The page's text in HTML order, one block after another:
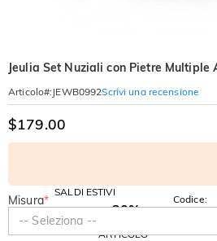
Jeulia Set Nuziali con Pietre Multiple
Articolo#: JEWB0992Scrivi una recensione
$179.00
SALDI ESTIVI
-10%
SU TUTTO
-30%
ARTICOLO
Codice:
SUMMER
Misura*
-- Seleziona --